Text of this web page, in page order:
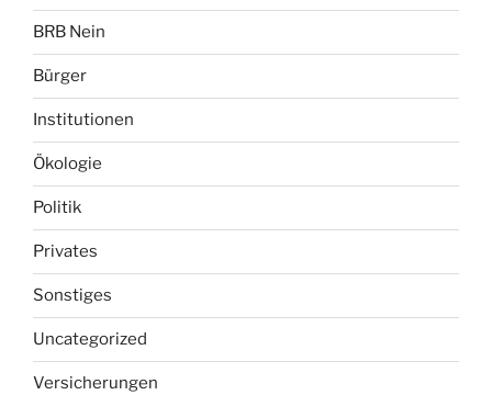
BRB Nein
Bürger
Institutionen
Ökologie
Politik
Privates
Sonstiges
Uncategorized
Versicherungen